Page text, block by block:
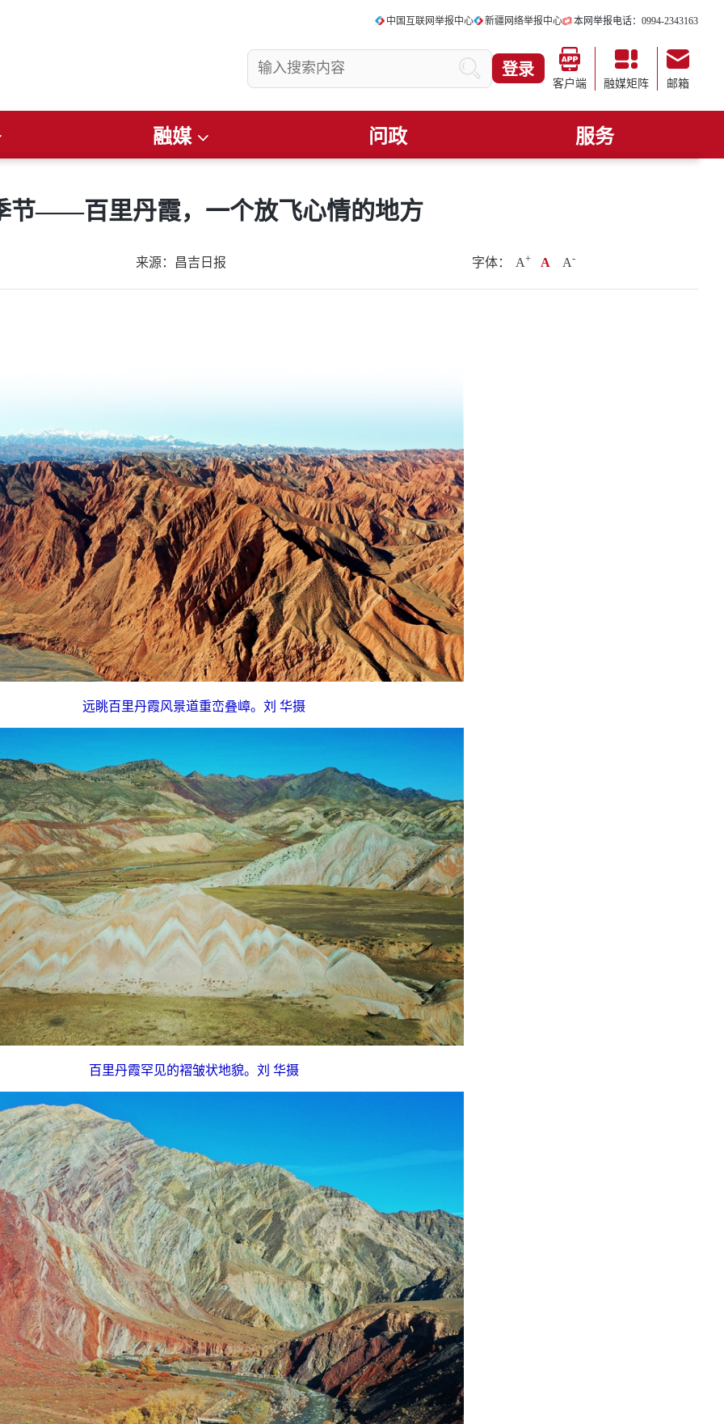
中国互联网举报中心 新疆网络举报中心 本网举报电话：0994-2343163
登录
客户端 融媒矩阵 邮箱
融媒 问政 服务
节——百里丹霞，一个放飞心情的地方
来源：昌吉日报 字体： A+ A A-
远眺百里丹霞风景道重峦叠嶂。刘 华摄
百里丹霞罕见的褶皱状地貌。刘 华摄